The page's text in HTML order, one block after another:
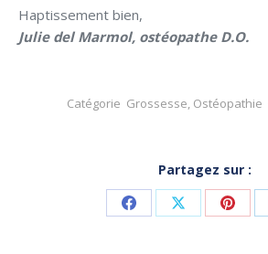
Haptissement bien,
Julie del Marmol, ostéopathe D.O.
Catégorie Grossesse, Ostéopathie
Partagez sur :
Share Share Share